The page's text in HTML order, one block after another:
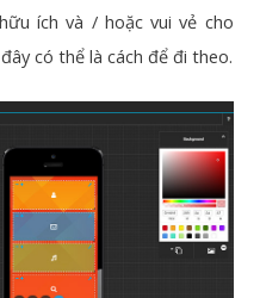
ích và / hoặc vui vẻ cho
có thể là cách để đi theo.